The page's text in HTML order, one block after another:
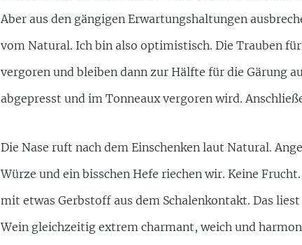
Aber aus den gängigen Erwartungshaltungen
vom Natural. Ich bin also optimistisch. Die Trauben
vergoren und bleiben dann zur Hälfte für die Gärung
abgepresst und im Tonneaux vergoren wird.
Die Nase ruft nach dem Einschenken laut Natural.
Würze und ein bisschen Hefe riechen wir. Keine
mit etwas Gerbstoff aus dem Schalenkontakt. Das
Wein gleichzeitig extrem charmant, weich und